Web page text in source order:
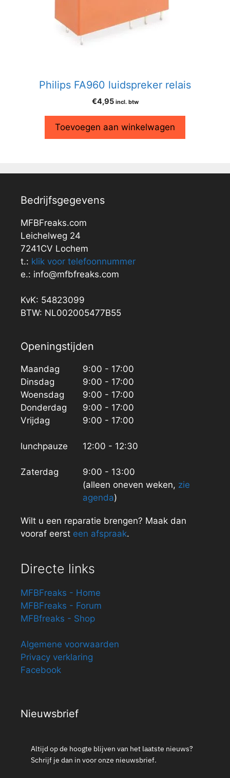
Philips FA960 luidspreker relais
€4,95 incl. btw
Toevoegen aan winkelwagen
Bedrijfsgegevens
MFBFreaks.com
Leichelweg 24
7241CV Lochem
t.: klik voor telefoonnummer
e.: info@mfbfreaks.com
KvK: 54823099
BTW: NL002005477B55
Openingstijden
Maandag
Dinsdag
Woensdag
Donderdag
Vrijdag
lunchpauze
Zaterdag
9:00 - 17:00
9:00 - 17:00
9:00 - 17:00
9:00 - 17:00
9:00 - 17:00
12:00 - 12:30
9:00 - 13:00
(alleen oneven weken, zie
agenda)
Wilt u een reparatie brengen? Maak dan
vooraf eerst een afspraak.
Directe links
MFBFreaks - Home
MFBFreaks - Forum
MFBfreaks - Shop
Algemene voorwaarden
Privacy verklaring
Facebook
Nieuwsbrief
Altijd op de hoogte blijven van het laatste nieuws?
Schrijf je dan in voor onze nieuwsbrief.